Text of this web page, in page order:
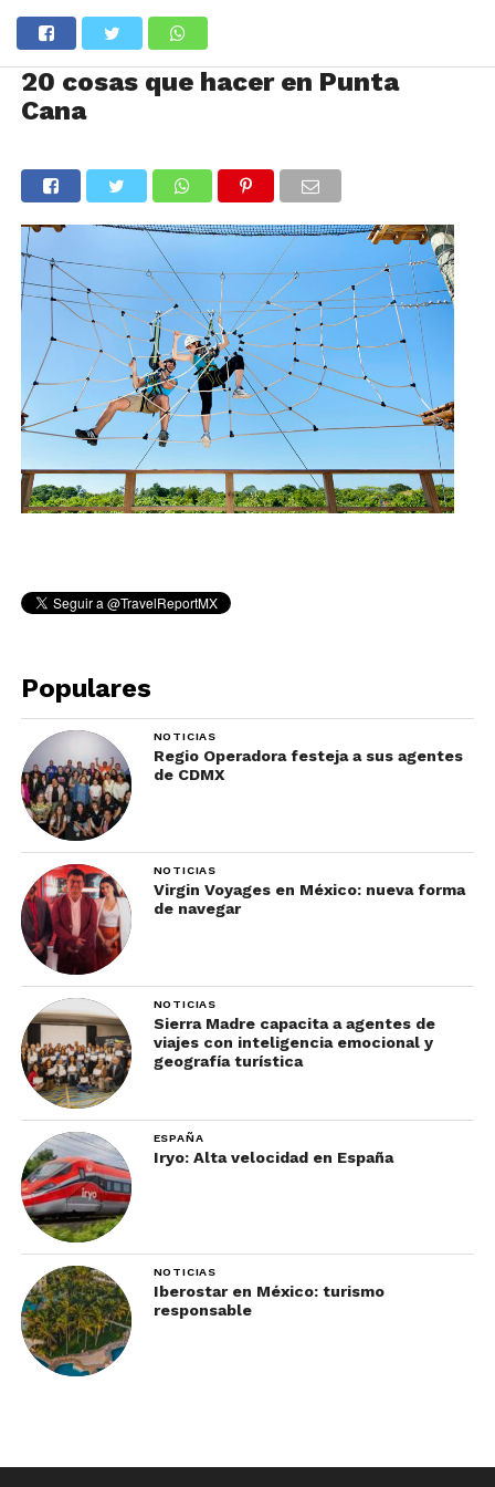
20 cosas que hacer en Punta
Cana
Populares
NOTICIAS
Regio Operadora festeja a sus agentes
de CDMX
NOTICIAS
Virgin Voyages en México: nueva forma
de navegar
NOTICIAS
Sierra Madre capacita a agentes de
viajes con inteligencia emocional y
geografía turística
ESPAÑA
Iryo: Alta velocidad en España
NOTICIAS
Iberostar en México: turismo
responsable